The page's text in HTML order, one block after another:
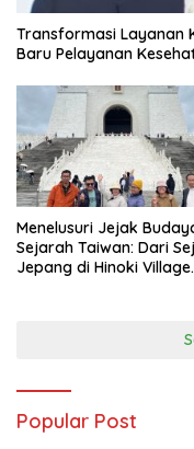
Transformasi Layanan
Baru Pelayanan
Menelusuri Jejak
Sejarah Taiwan: Dari
Jepang di Hinoki Village
Popular Post